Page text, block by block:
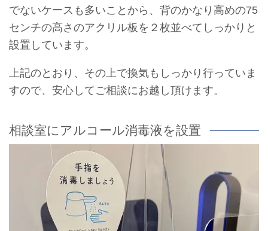
でないケースも多いことから、背のかなり高めの75
センチの高さのアクリル板を２枚並べてしっかりと
設置しています。
上記のとおり、その上で換気もしっかり行っていま
すので、安心してご相談にお越し頂けます。
相談室にアルコール消毒液を設置